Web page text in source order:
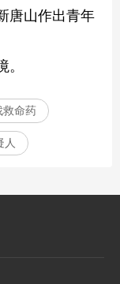
唐山作出青年
命药
人